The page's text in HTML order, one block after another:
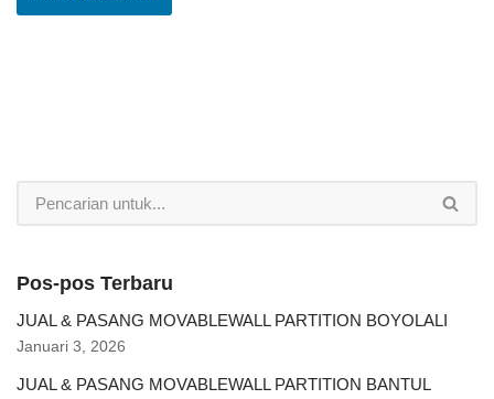
Pos-pos Terbaru
JUAL & PASANG MOVABLEWALL PARTITION BOYOLALI
Januari 3, 2026
JUAL & PASANG MOVABLEWALL PARTITION BANTUL